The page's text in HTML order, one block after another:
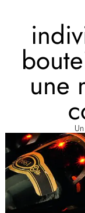
une